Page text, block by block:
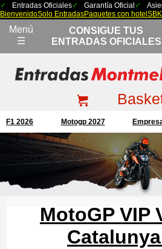
Entradas Oficiales Garantía Oficial
BienvenidoSolo EntradasPaquetes con hotel SBK
Menú
☰
CONSIGUE TUS
ENTRADAS OFICIALES
F1 2026 Motogp 2027
MotoGP VIP